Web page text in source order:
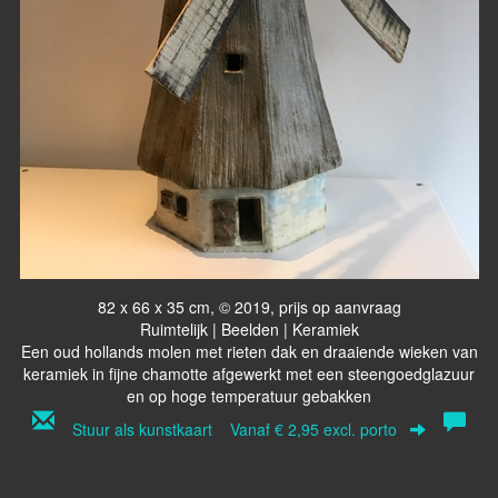
82 x 66 x 35 cm, © 2019, prijs op aanvraag
Ruimtelijk | Beelden | Keramiek
Een oud hollands molen met rieten dak en draaiende wieken van
keramiek in fijne chamotte afgewerkt met een steengoedglazuur
en op hoge temperatuur gebakken
Stuur als kunstkaart Vanaf € 2,95 excl. porto